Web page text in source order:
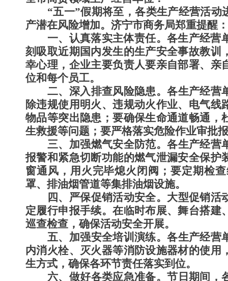
“五一”假期将至，各类生产经营活动
产潜在风险增加。 济宁市商务局郑重提醒：
一、认真落实主体责任。 各生产经营
刻吸取近期国内发生的生产安全事故教
幸心理，企业主要负责人要亲自部署、
位和每个员工。
二、深入排查风险隐患。各生产经营
除违规使用明火、违规动火作业、电气
物品等突出隐患；要确保生命通道畅通
生救援等问题；要严格落实危险作业审批
三、加强燃气安全防范。各生产经营
报警和紧急切断功能的燃气泄漏安全保
窗通风，用火完毕熄火闭阀；要定期检
罩、排油烟管道等集排油烟设施。
四、严保促销活动安全。 大型促销活
定履行申报手续。在临时布展、舞台搭
巡查检查，确保活动安全开展。
五、加强安全培训演练。各生产经营
内消火栓、灭火器等消防设施器材的使
生方式，确保各环节责任落实到位。
六、做好各类应急准备。节日期间，